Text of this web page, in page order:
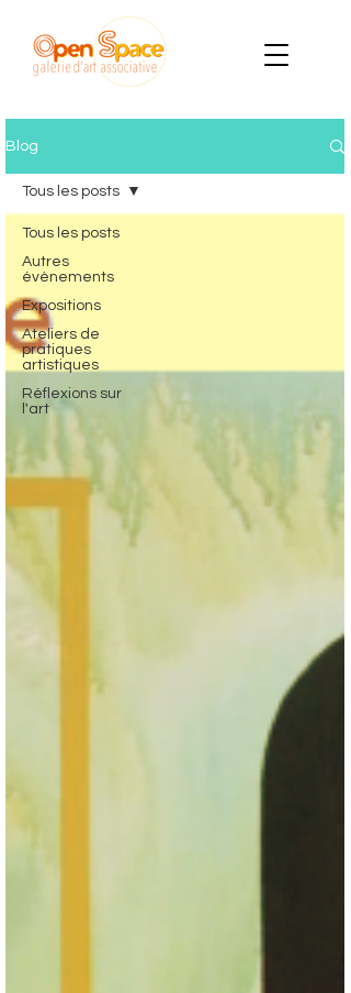
Blog
Tous les posts
Autres
évènements
Expositions
Ateliers de
pratiques
artistiques
Réflexions sur
l'art
Tous les posts